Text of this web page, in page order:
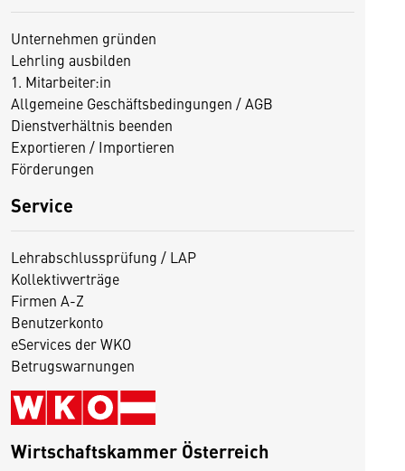
Unternehmen gründen
Lehrling ausbilden
1. Mitarbeiter:in
Allgemeine Geschäftsbedingungen / AGB
Dienstverhältnis beenden
Exportieren / Importieren
Förderungen
Service
Lehrabschlussprüfung / LAP
Kollektivverträge
Firmen A-Z
Benutzerkonto
eServices der WKO
Betrugswarnungen
Wirtschaftskammer Österreich